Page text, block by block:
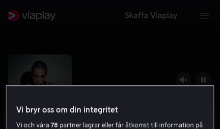
Skaffa Viaplay
Vi bryr oss om din integritet
Vi och våra78 partner lagrar eller får åtkomst till information på